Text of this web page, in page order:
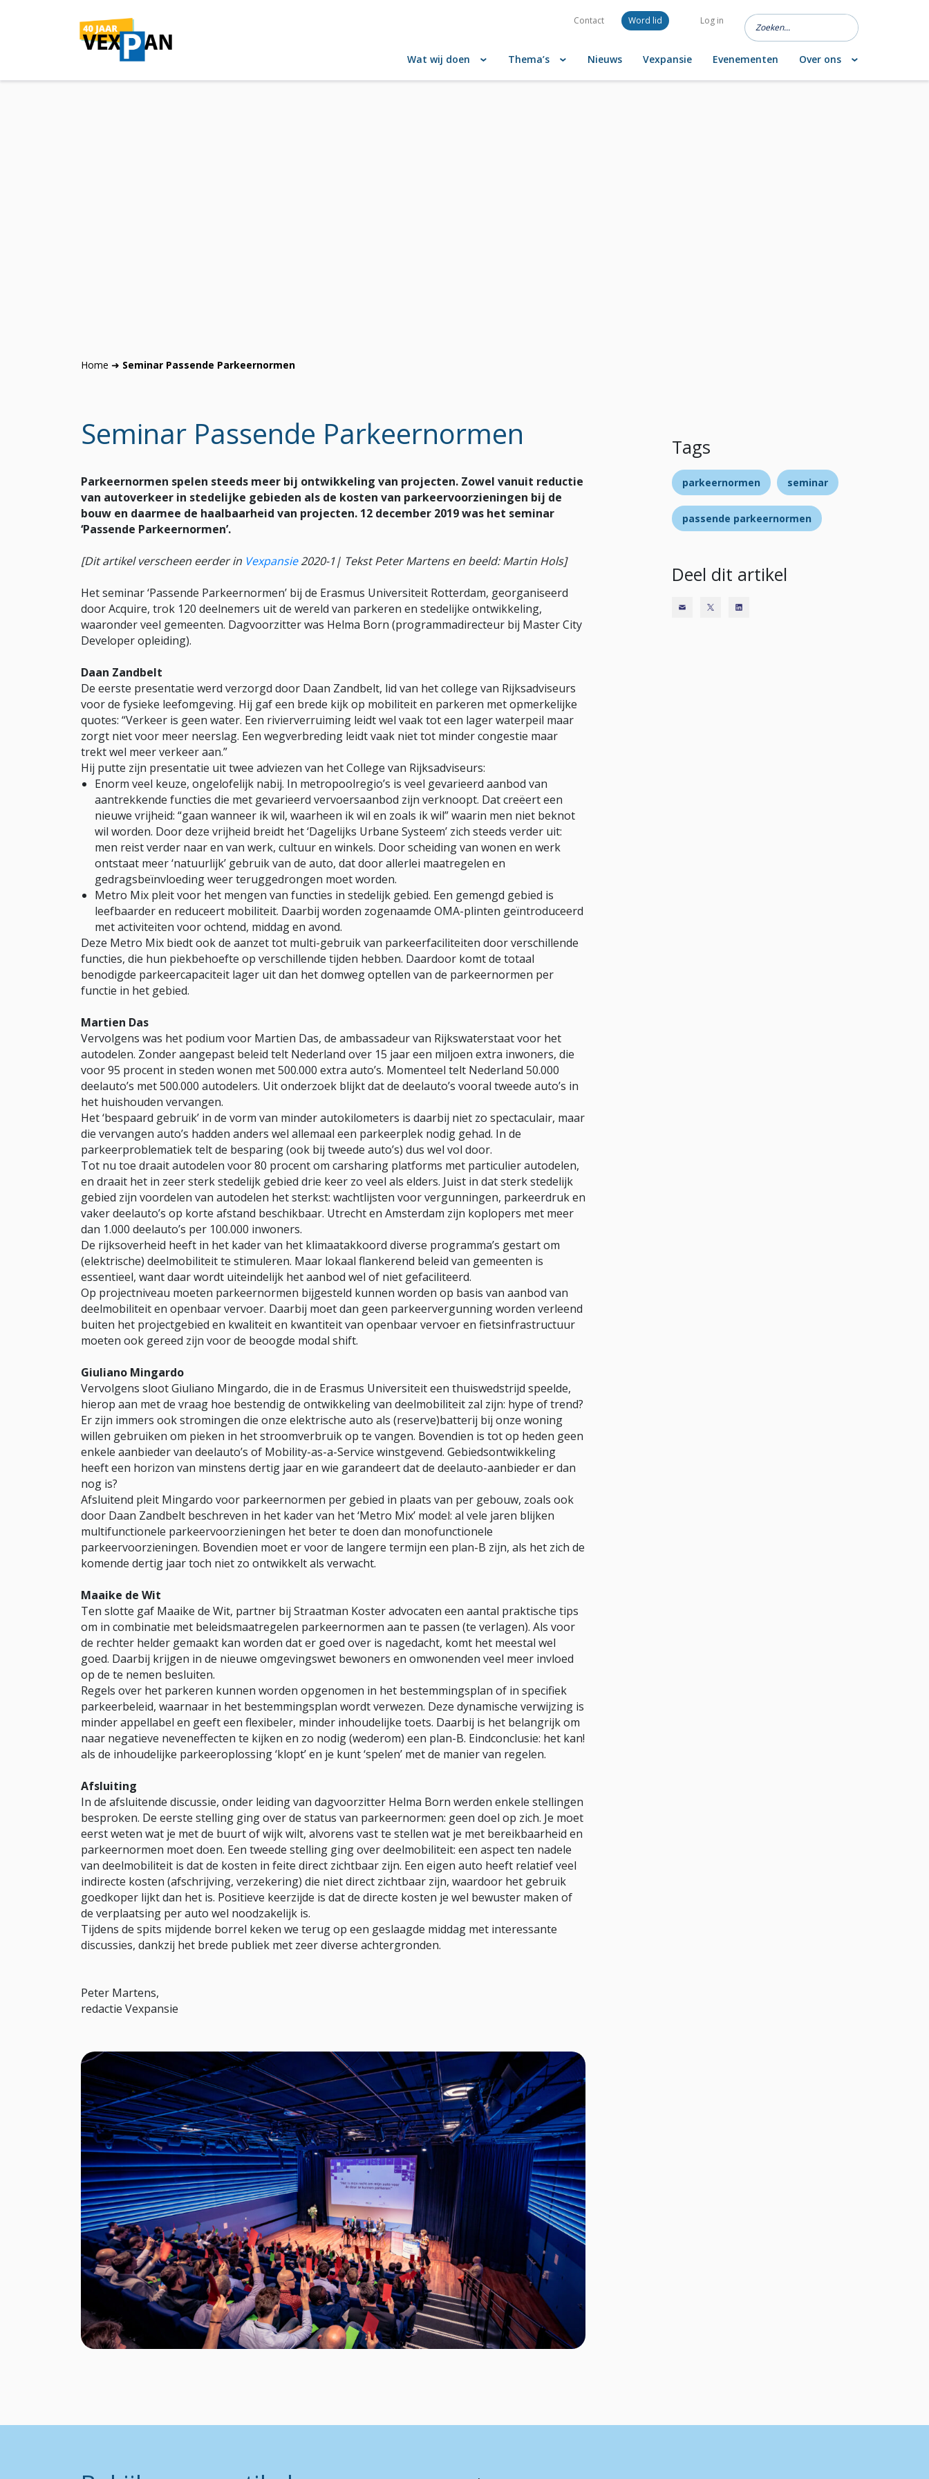
Contact Word lid Log in
Wat wij doen Thema’s Nieuws Vexpansie Evenementen Over ons
Home ➜ Seminar Passende Parkeernormen
Seminar Passende Parkeernormen
Parkeernormen spelen steeds meer bij ontwikkeling van projecten. Zowel vanuit reductie
van autoverkeer in stedelijke gebieden als de kosten van parkeer­voorzieningen bij de
bouw en daarmee de haalbaarheid van projecten. 12 december 2019 was het seminar
‘Passende Parkeernormen’.
[Dit artikel verscheen eerder in Vexpansie2020-1| Tekst Peter Martens en beeld: Martin Hols]
Het seminar ‘Passende Parkeernormen’ bij de Erasmus Universiteit Rotterdam, georganiseerd
door Acquire, trok 120 deelnemers uit de wereld van parkeren en stedelijke ontwikkeling,
waaronder veel gemeenten. Dagvoorzitter was Helma Born (programmadirecteur bij Master City
Developer opleiding).
Daan Zandbelt
De eerste presentatie werd verzorgd door Daan Zandbelt, lid van het college van Rijksadviseurs
voor de fysieke leefomgeving. Hij gaf een brede kijk op mobiliteit en parkeren met opmerkelijke
quotes: “Verkeer is geen water. Een rivierverruiming leidt wel vaak tot een lager waterpeil maar
zorgt niet voor meer neerslag. Een wegverbreding leidt vaak niet tot minder congestie maar
trekt wel meer verkeer aan.”
Hij putte zijn presentatie uit twee adviezen van het College van Rijksadviseurs:
Enorm veel keuze, ongelofelijk nabij. In metropoolregio’s is veel gevarieerd aanbod van
aantrekkende functies die met gevarieerd vervoersaanbod zijn verknoopt. Dat creëert een
nieuwe vrijheid: “gaan wanneer ik wil, waarheen ik wil en zoals ik wil” waarin men niet beknot
wil worden. Door deze vrijheid breidt het ‘Dagelijks Urbane Systeem’ zich steeds verder uit:
men reist verder naar en van werk, cultuur en winkels. Door scheiding van wonen en werk
ontstaat meer ‘natuurlijk’ gebruik van de auto, dat door allerlei maatregelen en
gedragsbeïnvloeding weer teruggedrongen moet worden.
Metro Mix pleit voor het mengen van functies in stedelijk gebied. Een gemengd gebied is
leefbaarder en reduceert mobiliteit. Daarbij worden zogenaamde OMA-plinten geïntroduceerd
met activiteiten voor ochtend, middag en avond.
Deze Metro Mix biedt ook de aanzet tot multi-gebruik van parkeerfaciliteiten door verschillende
functies, die hun piekbehoefte op verschillende tijden hebben. Daardoor komt de totaal
benodigde parkeercapaciteit lager uit dan het domweg optellen van de parkeernormen per
functie in het gebied.
Martien Das
Vervolgens was het podium voor Martien Das, de ambassadeur van Rijkswaterstaat voor het
autodelen. Zonder aangepast beleid telt Nederland over 15 jaar een miljoen extra inwoners, die
voor 95 procent in steden wonen met 500.000 extra auto’s. Momenteel telt Nederland 50.000
deelauto’s met 500.000 autodelers. Uit onderzoek blijkt dat de deelauto’s vooral tweede auto’s in
het huishouden vervangen.
Het ‘bespaard gebruik’ in de vorm van minder autokilometers is daarbij niet zo spectaculair, maar
die vervangen auto’s hadden anders wel allemaal een parkeerplek nodig gehad. In de
parkeerproblematiek telt de besparing (ook bij tweede auto’s) dus wel vol door.
Tot nu toe draait autodelen voor 80 procent om carsharing platforms met particulier autodelen,
en draait het in zeer sterk stedelijk gebied drie keer zo veel als elders. Juist in dat sterk stedelijk
gebied zijn voordelen van autodelen het sterkst: wachtlijsten voor vergunningen, parkeerdruk en
vaker deelauto’s op korte afstand beschikbaar. Utrecht en Amsterdam zijn koplopers met meer
dan 1.000 deelauto’s per 100.000 inwoners.
De rijksoverheid heeft in het kader van het klimaatakkoord diverse programma’s gestart om
(elektrische) deelmobiliteit te stimuleren. Maar lokaal flankerend beleid van gemeenten is
essentieel, want daar wordt uiteindelijk het aanbod wel of niet gefaciliteerd.
Op projectniveau moeten parkeernormen bijgesteld kunnen worden op basis van aanbod van
deelmobiliteit en openbaar vervoer. Daarbij moet dan geen parkeervergunning worden verleend
buiten het projectgebied en kwaliteit en kwantiteit van openbaar vervoer en fietsinfrastructuur
moeten ook gereed zijn voor de beoogde modal shift.
Giuliano Mingardo
Vervolgens sloot Giuliano Mingardo, die in de Erasmus Universiteit een thuiswedstrijd speelde,
hierop aan met de vraag hoe bestendig de ontwikkeling van deelmobiliteit zal zijn: hype of trend?
Er zijn immers ook stromingen die onze elektrische auto als (reserve)batterij bij onze woning
willen gebruiken om pieken in het stroomverbruik op te vangen. Bovendien is tot op heden geen
enkele aanbieder van deelauto’s of Mobility-as-a-Service winstgevend. Gebiedsontwikkeling
heeft een horizon van minstens dertig jaar en wie garandeert dat de deelauto-aanbieder er dan
nog is?
Afsluitend pleit Mingardo voor parkeernormen per gebied in plaats van per gebouw, zoals ook
door Daan Zandbelt beschreven in het kader van het ‘Metro Mix’ model: al vele jaren blijken
multifunctionele parkeervoorzieningen het beter te doen dan monofunctionele
parkeervoorzieningen. Bovendien moet er voor de langere termijn een plan-B zijn, als het zich de
komende dertig jaar toch niet zo ontwikkelt als verwacht.
Maaike de Wit
Ten slotte gaf Maaike de Wit, partner bij Straatman Koster advocaten een aantal praktische tips
om in combinatie met beleidsmaatregelen parkeernormen aan te passen (te verlagen). Als voor
de rechter helder gemaakt kan worden dat er goed over is nagedacht, komt het meestal wel
goed. Daarbij krijgen in de nieuwe omgevingswet bewoners en omwonenden veel meer invloed
op de te nemen besluiten.
Regels over het parkeren kunnen worden opgenomen in het bestemmingsplan of in specifiek
parkeerbeleid, waarnaar in het bestemmingsplan wordt verwezen. Deze dynamische verwijzing is
minder appellabel en geeft een flexibeler, minder inhoudelijke toets. Daarbij is het belangrijk om
naar negatieve neveneffecten te kijken en zo nodig (wederom) een plan-B. Eindconclusie: het kan!
als de inhoudelijke parkeeroplossing ‘klopt’ en je kunt ‘spelen’ met de manier van regelen.
Afsluiting
In de afsluitende discussie, onder leiding van dagvoorzitter Helma Born werden enkele stellingen
besproken. De eerste stelling ging over de status van parkeernormen: geen doel op zich. Je moet
eerst weten wat je met de buurt of wijk wilt, alvorens vast te stellen wat je met bereikbaarheid en
parkeernormen moet doen. Een tweede stelling ging over deelmobiliteit: een aspect ten nadele
van deelmobiliteit is dat de kosten in feite direct zichtbaar zijn. Een eigen auto heeft relatief veel
indirecte kosten (afschrijving, verzekering) die niet direct zichtbaar zijn, waardoor het gebruik
goedkoper lijkt dan het is. Positieve keerzijde is dat de directe kosten je wel bewuster maken of
de verplaatsing per auto wel noodzakelijk is.
Tijdens de spits mijdende borrel keken we terug op een geslaagde middag met interessante
discussies, dankzij het brede publiek met zeer diverse achtergronden.
Peter Martens,
redactie Vexpansie
Tags
parkeernormen seminar
passende parkeernormen
Deel dit artikel